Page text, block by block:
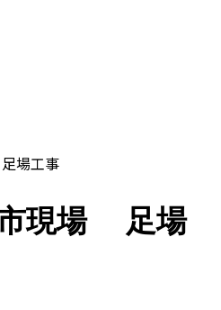
場工事
市現場 足場